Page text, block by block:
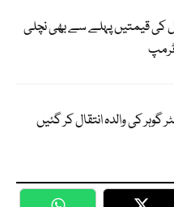
کی قیمتیں پہلے سے بھی نچلی
گوہر کی والدہ انتقال کر گئیں